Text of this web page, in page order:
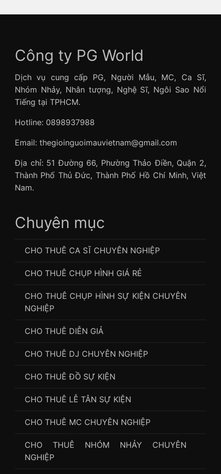
Công ty PG World
Dịch vụ cung cấp PG, Người Mẫu, MC, Ca Sĩ,
Nhóm Nhảy, Nhân tượng, Nghệ Sĩ, Ngôi Sao Nổi
Tiếng tại TPHCM.
Hotline: 0898937988
Email: thegioinguoimauvietnam@gmail.com
Địa chỉ: 51 Đường 66, Phường Thảo Điền, Quận 2,
Thành Phố Thủ Đức, Thành Phố Hồ Chí Minh, Việt
Nam.
Chuyên mục
CHO THUÊ CA SĨ CHUYÊN NGHIỆP
CHO THUÊ CHỤP HÌNH GIÁ RẺ
CHO THUÊ CHỤP HÌNH SỰ KIỆN CHUYÊN
NGHIỆP
CHO THUÊ DIỄN GIẢ
CHO THUÊ DJ CHUYÊN NGHIỆP
CHO THUÊ ĐỒ SỰ KIỆN
CHO THUÊ LỄ TÂN SỰ KIỆN
CHO THUÊ MC CHUYÊN NGHIỆP
CHO THUÊ NHÓM NHẢY CHUYÊN
NGHIỆP